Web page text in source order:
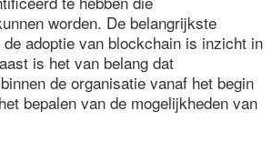
worden. De belangrijkste
adoptie van blockchain is inzicht in
is het van belang dat
de organisatie vanaf het begin
bepalen van de mogelijkheden van